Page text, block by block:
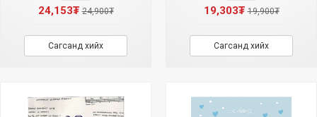
итгэлээ олж аваарай!
24,153₮24,900₮
Сагсанд хийх
19,303₮19,900₮
Сагсанд хийх